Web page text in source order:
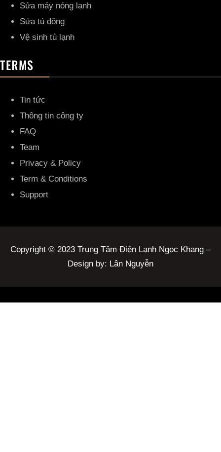
Sửa máy nóng lạnh
Sửa tủ đông
Vệ sinh tủ lạnh
TERMS
Tin tức
Thông tin công ty
FAQ
Team
Privacy & Policy
Term & Conditions
Support
Copyright © 2023 Trung Tâm Điện Lạnh Ngọc Khang –
Design by: Lân Nguyễn